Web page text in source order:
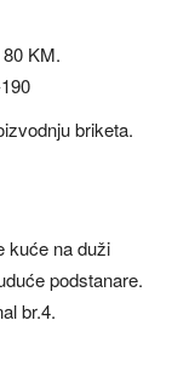
KM.
briketa.
kuće na duži
podstanare.
br.4.